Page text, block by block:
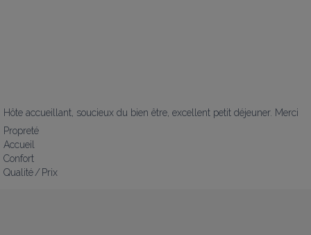
Hôte accueillant, soucieux du bien être, excellent petit déjeuner. Merci
Propreté
Accueil
Confort
Qualité / Prix